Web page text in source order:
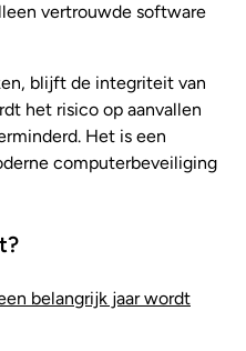
vertrouwde software
blijft de integriteit van
het risico op aanvallen
Het is een
computerbeveiliging
belangrijk jaar wordt